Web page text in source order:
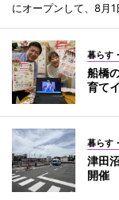
にオープンして、8月1
暮らす
船橋
育て
暮らす
津田
開催